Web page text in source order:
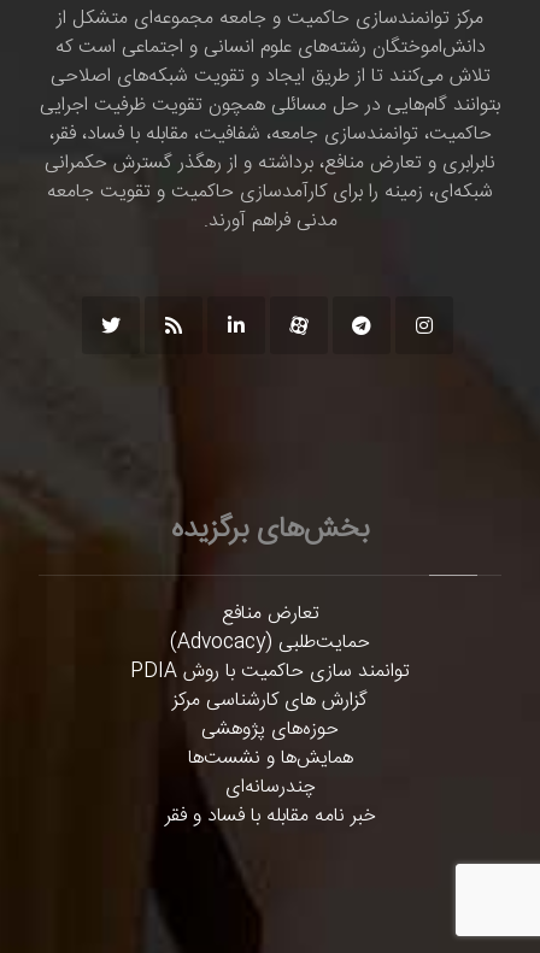
مرکز توانمندسازی حاکمیت و جامعه مجموعه‌ای متشکل از
دانش‌اموختگان رشته‌های علوم انسانی و اجتماعی است که
تلاش می‌کنند تا از طریق ایجاد و تقویت شبکه‌های اصلاحی
بتوانند گام‌هایی در حل مسائلی همچون تقویت ظرفیت اجرایی
حاکمیت، توانمندسازی جامعه، شفافیت، مقابله با فساد، فقر،
نابرابری و تعارض منافع، برداشته و از رهگذر گسترش حکمرانی
شبکه‌ای، زمینه را برای کارآمدسازی حاکمیت و تقویت جامعه
مدنی فراهم آورند.
بخش‌های برگزیده
تعارض منافع
حمایت‌طلبی (Advocacy)
توانمند سازی حاکمیت با روش PDIA
گزارش های کارشناسی مرکز
حوزه‌های پژوهشی
همایش‌ها و نشست‌ها
چندرسانه‌ای
خبر نامه مقابله با فساد و فقر